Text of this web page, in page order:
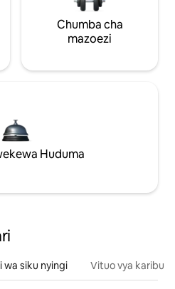
Chumba cha
mazoezi
Huduma
wa siku nyingi Vituo vya karibu